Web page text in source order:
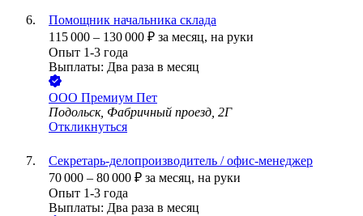
Помощник начальника склада
115 000 – 130 000 ₽ за месяц, на руки
Опыт 1-3 года
Выплаты: Два раза в месяц
ООО Премиум Пет
Подольск, Фабричный проезд, 2Г
Откликнуться
Секретарь-делопроизводитель / офис-менеджер
70 000 – 80 000 ₽ за месяц, на руки
Опыт 1-3 года
Выплаты: Два раза в месяц